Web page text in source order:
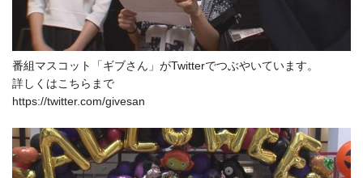
番組マスコット「ギブさん」がTwitterでつぶやいています。
詳しくはこちらまで
https://twitter.com/givesan